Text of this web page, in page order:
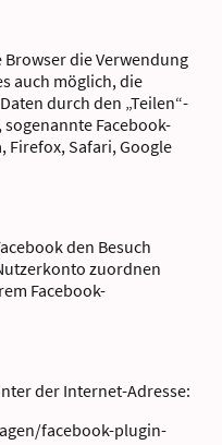
die Verwendung
auch möglich, die
durch den „Teilen“-
Facebook-
Firefox, Safari, Google
den Besuch
zuordnen
Facebook-
der Internet-Adresse:
facebook-plugin-